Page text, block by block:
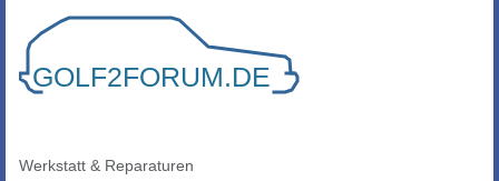
Werkstatt & Reparaturen